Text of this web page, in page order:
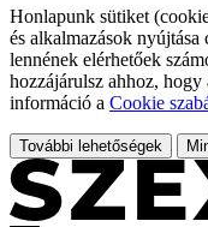
Honlapunk sütiket
és alkalmazások
lennének elérhetőek
hozzájárulsz ahhoz,
információ a Cookie
További lehetőségek